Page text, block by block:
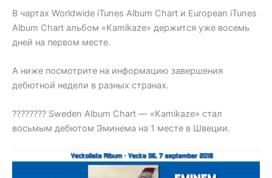
В чартах Worldwide iTunes Album Chart и European iTunes
Album Chart альбом «Kamikaze» держится уже восемь
дней на первом месте.
А ниже посмотрите на информацию завершения
дебютной недели в разных странах.
???????? Sweden Album Chart — «Kamikaze» стал
восьмым дебютом Эминема на 1 месте в Швеции.